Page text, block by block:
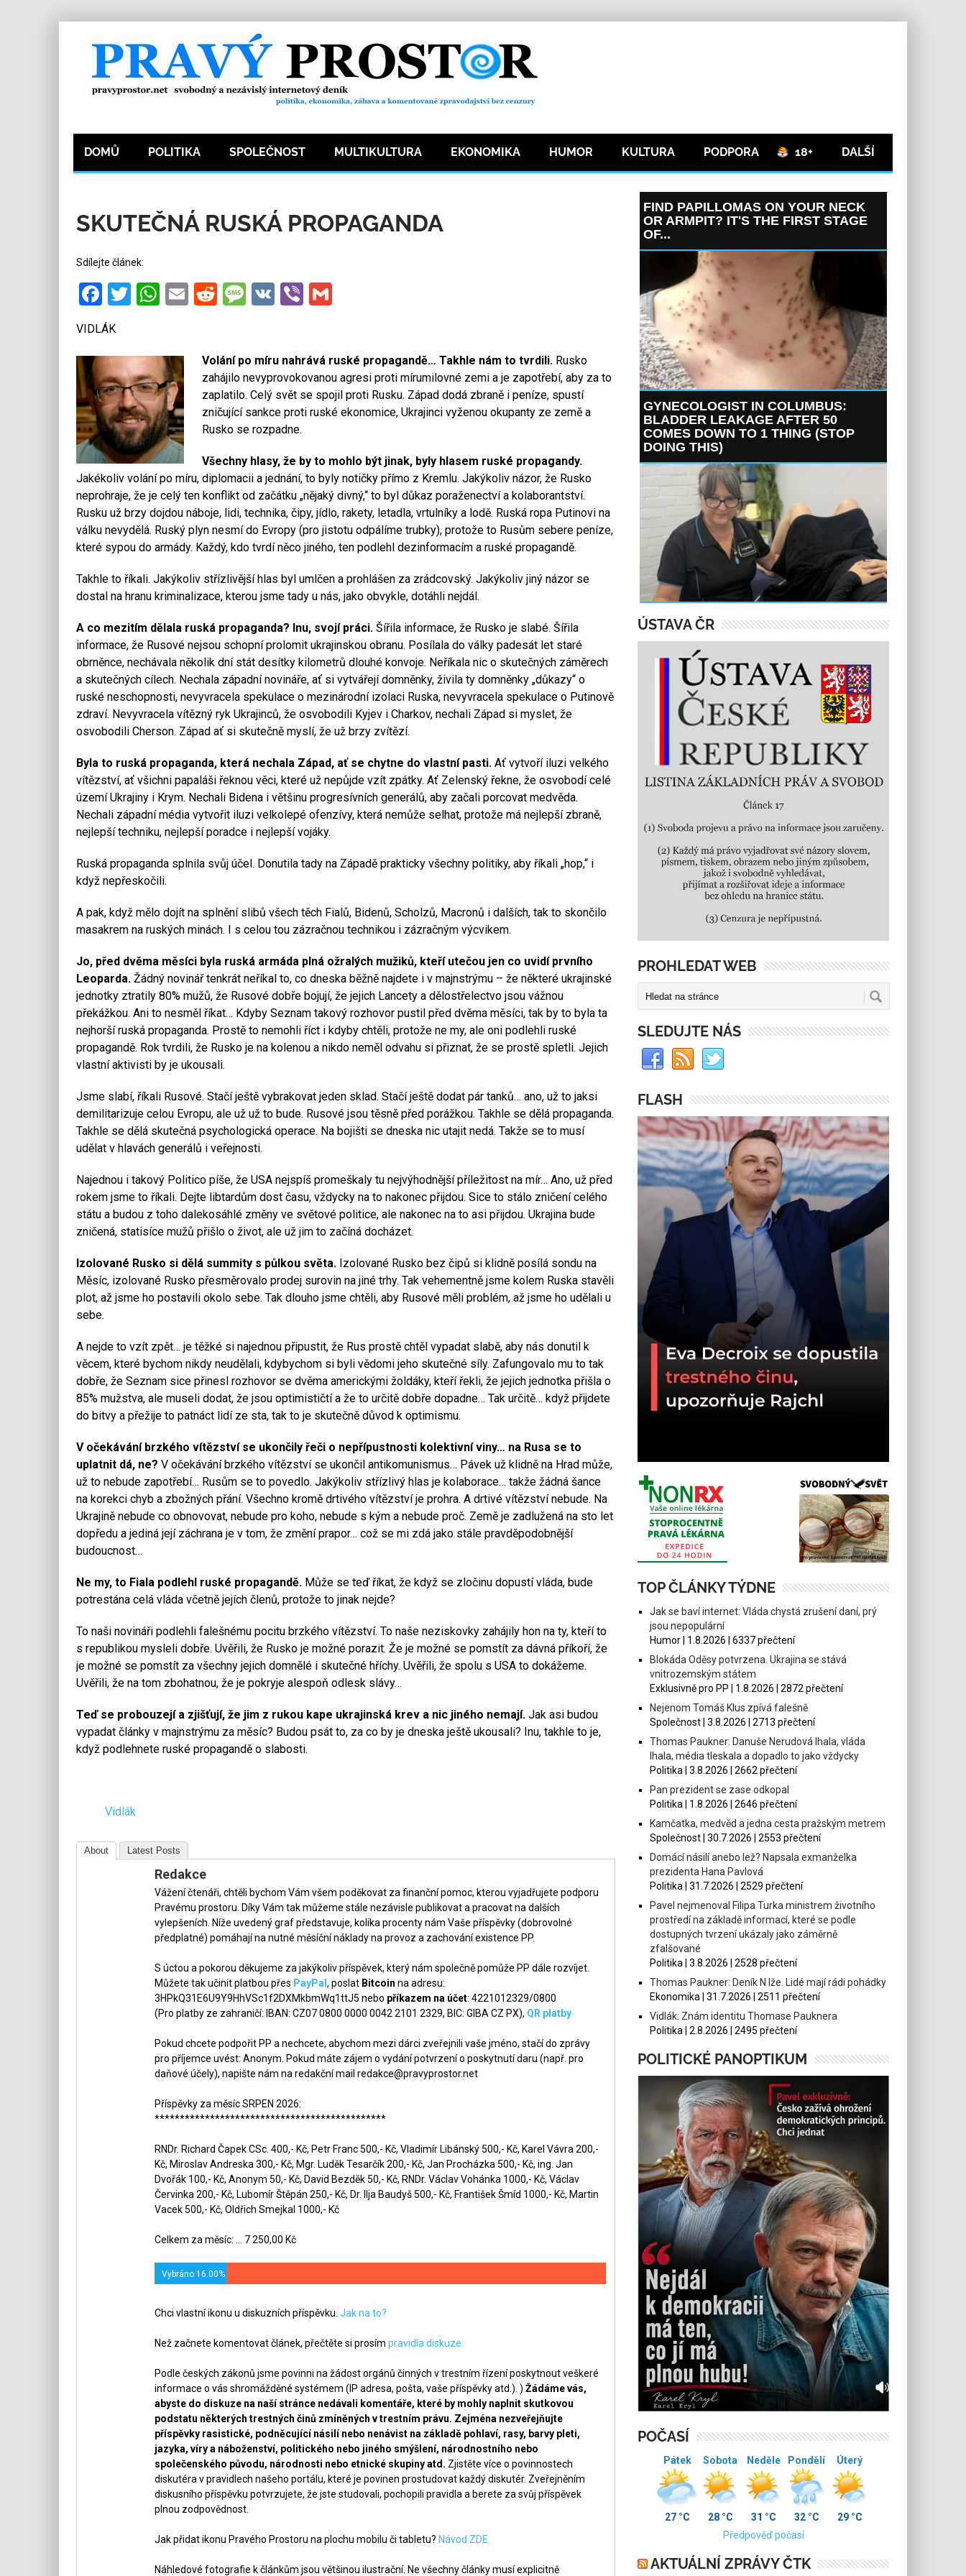
DOMŮ POLITIKA SPOLEČNOST MULTIKULTURA EKONOMIKA HUMOR KULTURA PODPORA 18+ DALŠÍ
SKUTEČNÁ RUSKÁ PROPAGANDA
Sdílejte článek:
Facebook
Twitter
WhatsApp
EmailRedditMessage
VKViberGmail
VIDLÁK
Volání po míru nahrává ruské propagandě… Takhle nám to tvrdili.Rusko
zahájilo nevyprovokovanou agresi proti mírumilovné zemi a je zapotřebí, aby za to
zaplatilo. Celý svět se spojil proti Rusku. Západ dodá zbraně i peníze, spustí
zničující sankce proti ruské ekonomice, Ukrajinci vyženou okupanty ze země a
Rusko se rozpadne.
Všechny hlasy, že by to mohlo být jinak, byly hlasem ruské propagandy.
Jakékoliv volání po míru, diplomacii a jednání, to byly notičky přímo z Kremlu. Jakýkoliv názor, že Rusko
neprohraje, že je celý ten konflikt od začátku „nějaký divný,“ to byl důkaz poraženectví a kolaborantství.
Rusku už brzy dojdou náboje, lidi, technika, čipy, jídlo, rakety, letadla, vrtulníky a lodě. Ruská ropa Putinovi na
válku nevydělá. Ruský plyn nesmí do Evropy (pro jistotu odpálíme trubky), protože to Rusům sebere peníze,
které sypou do armády. Každý, kdo tvrdí něco jiného, ten podlehl dezinformacím a ruské propagandě.
Takhle to říkali. Jakýkoliv střízlivější hlas byl umlčen a prohlášen za zrádcovský. Jakýkoliv jiný názor se
dostal na hranu kriminalizace, kterou jsme tady u nás, jako obvykle, dotáhli nejdál.
A co mezitím dělala ruská propaganda? Inu, svojí práci.Šířila informace, že Rusko je slabé. Šířila
informace, že Rusové nejsou schopní prolomit ukrajinskou obranu. Posílala do války padesát let staré
obrněnce, nechávala několik dní stát desítky kilometrů dlouhé konvoje. Neříkala nic o skutečných záměrech
a skutečných cílech. Nechala západní novináře, ať si vytvářejí domněnky, živila ty domněnky „důkazy“ o
ruské neschopnosti, nevyvracela spekulace o mezinárodní izolaci Ruska, nevyvracela spekulace o Putinově
zdraví. Nevyvracela vítězný ryk Ukrajinců, že osvobodili Kyjev i Charkov, nechali Západ si myslet, že
osvobodili Cherson. Západ ať si skutečně myslí, že už brzy zvítězí.
Byla to ruská propaganda, která nechala Západ, ať se chytne do vlastní pasti.Ať vytvoří iluzi velkého
vítězství, ať všichni papaláši řeknou věci, které už nepůjde vzít zpátky. Ať Zelenský řekne, že osvobodí celé
území Ukrajiny i Krym. Nechali Bidena i většinu progresívních generálů, aby začali porcovat medvěda.
Nechali západní média vytvořit iluzi velkolepé ofenzívy, která nemůže selhat, protože má nejlepší zbraně,
nejlepší techniku, nejlepší poradce i nejlepší vojáky.
Ruská propaganda splnila svůj účel. Donutila tady na Západě prakticky všechny politiky, aby říkali „hop,“ i
když nepřeskočili.
A pak, když mělo dojít na splnění slibů všech těch Fialů, Bidenů, Scholzů, Macronů i dalších, tak to skončilo
masakrem na ruských minách. I s celou tou zázračnou technikou i zázračným výcvikem.
Jo, před dvěma měsíci byla ruská armáda plná ožralých mužiků, kteří utečou jen co uvidí prvního
Leoparda.Žádný novinář tenkrát neříkal to, co dneska běžně najdete i v majnstrýmu – že některé ukrajinské
jednotky ztratily 80% mužů, že Rusové dobře bojují, že jejich Lancety a dělostřelectvo jsou vážnou
překážkou. Ani to nesměl říkat… Kdyby Seznam takový rozhovor pustil před dvěma měsíci, tak by to byla ta
nejhorší ruská propaganda. Prostě to nemohli říct i kdyby chtěli, protože ne my, ale oni podlehli ruské
propagandě. Rok tvrdili, že Rusko je na kolenou a nikdo neměl odvahu si přiznat, že se prostě spletli. Jejich
vlastní aktivisti by je ukousali.
Jsme slabí, říkali Rusové. Stačí ještě vybrakovat jeden sklad. Stačí ještě dodat pár tanků… ano, už to jaksi
demilitarizuje celou Evropu, ale už už to bude. Rusové jsou těsně před porážkou. Takhle se dělá propaganda.
Takhle se dělá skutečná psychologická operace. Na bojišti se dneska nic utajit nedá. Takže se to musí
udělat v hlavách generálů i veřejnosti.
Najednou i takový Politico píše, že USA nejspíš promeškaly tu nejvýhodnější příležitost na mír… Ano, už před
rokem jsme to říkali. Dejte libtardům dost času, vždycky na to nakonec přijdou. Sice to stálo zničení celého
státu a budou z toho dalekosáhlé změny ve světové politice, ale nakonec na to asi přijdou. Ukrajina bude
zničená, statisíce mužů přišlo o život, ale už jim to začíná docházet.
Izolované Rusko si dělá summity s půlkou světa.Izolované Rusko bez čipů si klidně posílá sondu na
Měsíc, izolované Rusko přesměrovalo prodej surovin na jiné trhy. Tak vehementně jsme kolem Ruska stavěli
plot, až jsme ho postavili okolo sebe. Tak dlouho jsme chtěli, aby Rusové měli problém, až jsme ho udělali u
sebe.
A nejde to vzít zpět… je těžké si najednou připustit, že Rus prostě chtěl vypadat slabě, aby nás donutil k
věcem, které bychom nikdy neudělali, kdybychom si byli vědomi jeho skutečné síly. Zafungovalo mu to tak
dobře, že Seznam sice přinesl rozhovor se dvěma americkými žoldáky, kteří řekli, že jejich jednotka přišla o
85% mužstva, ale museli dodat, že jsou optimističtí a že to určitě dobře dopadne… Tak určitě… když přijdete
do bitvy a přežije to patnáct lidí ze sta, tak to je skutečně důvod k optimismu.
V očekávání brzkého vítězství se ukončily řeči o nepřípustnosti kolektivní viny… na Rusa se to
uplatnit dá, ne? V očekávání brzkého vítězství se ukončil antikomunismus… Pávek už klidně na Hrad může,
už to nebude zapotřebí… Rusům se to povedlo. Jakýkoliv střízlivý hlas je kolaborace… takže žádná šance
na korekci chyb a zbožných přání. Všechno kromě drtivého vítězství je prohra. A drtivé vítězství nebude. Na
Ukrajině nebude co obnovovat, nebude pro koho, nebude s kým a nebude proč. Země je zadlužená na sto let
dopředu a jediná její záchrana je v tom, že změní prapor… což se mi zdá jako stále pravděpodobnější
budoucnost…
Ne my, to Fiala podlehl ruské propagandě.Může se teď říkat, že když se zločinu dopustí vláda, bude
potrestána celá vláda včetně jejích členů, protože to jinak nejde?
To naši novináři podlehli falešnému pocitu brzkého vítězství. To naše neziskovky zahájily hon na ty, kteří to
s republikou mysleli dobře. Uvěřili, že Rusko je možné porazit. Že je možné se pomstít za dávná příkoří, že
je možné se pomstít za všechny jejich domnělé i skutečné hříchy. Uvěřili, že spolu s USA to dokážeme.
Uvěřili, že na tom zbohatnou, že je pokryje alespoň odlesk slávy…
Teď se probouzejí a zjišťují, že jim z rukou kape ukrajinská krev a nic jiného nemají.Jak asi budou
vypadat články v majnstrýmu za měsíc? Budou psát to, za co by je dneska ještě ukousali? Inu, takhle to je,
když podlehnete ruské propagandě o slabosti.
Vidlák
About Latest Posts
Redakce
Vážení čtenáři, chtěli bychom Vám všem poděkovat za finanční pomoc, kterou vyjadřujete podporu
Pravému prostoru. Díky Vám tak můžeme stále nezávisle publikovat a pracovat na dalších
vylepšeních. Níže uvedený graf představuje, kolika procenty nám Vaše příspěvky (dobrovolné
předplatné) pomáhají na nutné měsíční náklady na provoz a zachování existence PP.
S úctou a pokorou děkujeme za jakýkoliv příspěvek, který nám společně pomůže PP dále rozvíjet.
Můžete tak učinit platbou přes PayPal , poslat Bitcoin na adresu:
3HPkQ31E6U9Y9HhVSc1f2DXMkbmWq1ttJ5 nebo příkazem na účet: 4221012329/0800
(Pro platby ze zahraničí: IBAN: CZ07 0800 0000 0042 2101 2329, BIC: GIBA CZ PX), QR platby
Pokud chcete podpořit PP a nechcete, abychom mezi dárci zveřejnili vaše jméno, stačí do zprávy
pro příjemce uvést: Anonym. Pokud máte zájem o vydání potvrzení o poskytnutí daru (např. pro
daňové účely), napište nám na redakční mail redakce@pravyprostor.net
Příspěvky za měsíc SRPEN 2026:
**********************************************
RNDr. Richard Čapek CSc. 400,- Kč, Petr Franc 500,- Kč, Vladimír Libánský 500,- Kč, Karel Vávra 200,-
Kč, Miroslav Andreska 300,- Kč, Mgr. Luděk Tesarčík 200,- Kč, Jan Procházka 500,- Kč, ing. Jan
Dvořák 100,- Kč, Anonym 50,- Kč, David Bezděk 50,- Kč, RNDr. Václav Vohánka 1000,- Kč, Václav
Červinka 200,- Kč, Lubomír Štěpán 250,- Kč, Dr. Ilja Baudyš 500,- Kč, František Šmíd 1000,- Kč, Martin
Vacek 500,- Kč, Oldřich Smejkal 1000,- Kč
Celkem za měsíc: ... 7 250,00 Kč
Vybráno 16.00%
Chci vlastní ikonu u diskuzních příspěvku. Jak na to?
Než začnete komentovat článek, přečtěte si prosím pravidla diskuze.
Podle českých zákonů jsme povinni na žádost orgánů činných v trestním řízení poskytnout veškeré
informace o vás shromážděné systémem (IP adresa, pošta, vaše příspěvky atd.). ) Žádáme vás,
abyste do diskuze na naší stránce nedávali komentáře, které by mohly naplnit skutkovou
podstatu některých trestných činů zmíněných v trestním právu. Zejména nezveřejňujte
příspěvky rasistické, podněcující násilí nebo nenávist na základě pohlaví, rasy, barvy pleti,
jazyka, víry a náboženství, politického nebo jiného smýšlení, národnostního nebo
společenského původu, národnosti nebo etnické skupiny atd. Zjistěte více o povinnostech
diskutéra v pravidlech našeho portálu, které je povinen prostudovat každý diskutér. Zveřejněním
diskusního příspěvku potvrzujete, že jste studovali, pochopili pravidla a berete za svůj příspěvek
plnou zodpovědnost.
Jak přidat ikonu Pravého Prostoru na plochu mobilu či tabletu? Návod ZDE.
Náhledové fotografie k článkům jsou většinou ilustrační. Ne všechny články musí explicitně
FIND PAPILLOMAS ON YOUR NECK
OR ARMPIT? IT'S THE FIRST STAGE
OF...
GYNECOLOGIST IN COLUMBUS:
BLADDER LEAKAGE AFTER 50
COMES DOWN TO 1 THING (STOP
DOING THIS)
ÚSTAVA ČR
PROHLEDAT WEB
SLEDUJTE NÁS
FLASH
TOP ČLÁNKY TÝDNE
Jak se baví internet: Vláda chystá zrušení daní, prý
jsou nepopulární
Humor | 1.8.2026 | 6337 přečtení
Blokáda Oděsy potvrzena. Ukrajina se stává
vnitrozemským státem
Exklusivně pro PP | 1.8.2026 | 2872 přečtení
Nejenom Tomáš Klus zpívá falešně
Společnost | 3.8.2026 | 2713 přečtení
Thomas Paukner: Danuše Nerudová lhala, vláda
lhala, média tleskala a dopadlo to jako vždycky
Politika | 3.8.2026 | 2662 přečtení
Pan prezident se zase odkopal
Politika | 1.8.2026 | 2646 přečtení
Kamčatka, medvěd a jedna cesta pražským metrem
Společnost | 30.7.2026 | 2553 přečtení
Domácí násilí anebo lež? Napsala exmanželka
prezidenta Hana Pavlová
Politika | 31.7.2026 | 2529 přečtení
Pavel nejmenoval Filipa Turka ministrem životního
prostředí na základě informací, které se podle
dostupných tvrzení ukázaly jako záměrně
zfalšované
Politika | 3.8.2026 | 2528 přečtení
Thomas Paukner: Deník N lže. Lidé mají rádi pohádky
Ekonomika | 31.7.2026 | 2511 přečtení
Vidlák: Znám identitu Thomase Pauknera
Politika | 2.8.2026 | 2495 přečtení
POLITICKÉ PANOPTIKUM
POČASÍ
Pátek
27 °C
Sobota
28 °C
Neděle
31 °C
Pondělí
32 °C
Úterý
29 °C
Předpověď počasí
AKTUÁLNÍ ZPRÁVY ČTK